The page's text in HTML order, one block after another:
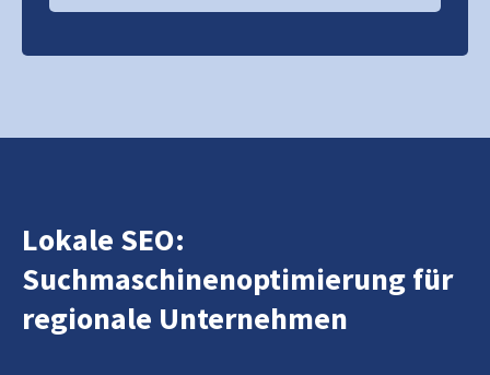
Lokale SEO:
Suchmaschinenoptimierung für
regionale Unternehmen